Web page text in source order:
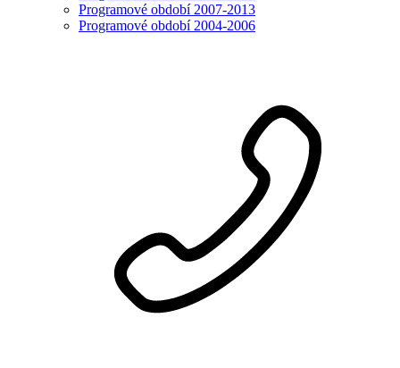
Programové období 2007-2013
Programové období 2004-2006